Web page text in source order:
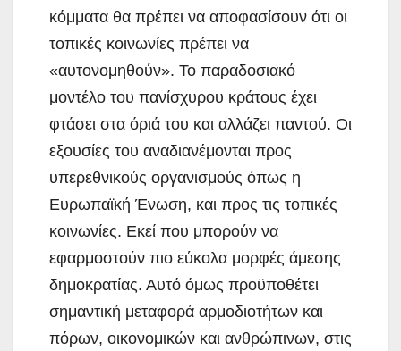
κόμματα θα πρέπει να αποφασίσουν ότι οι
τοπικές κοινωνίες πρέπει να
«αυτονομηθούν». Το παραδοσιακό
μοντέλο του πανίσχυρου κράτους έχει
φτάσει στα όριά του και αλλάζει παντού. Οι
εξουσίες του αναδιανέμονται προς
υπερεθνικούς οργανισμούς όπως η
Ευρωπαϊκή Ένωση, και προς τις τοπικές
κοινωνίες. Εκεί που μπορούν να
εφαρμοστούν πιο εύκολα μορφές άμεσης
δημοκρατίας. Αυτό όμως προϋποθέτει
σημαντική μεταφορά αρμοδιοτήτων και
πόρων, οικονομικών και ανθρώπινων, στις